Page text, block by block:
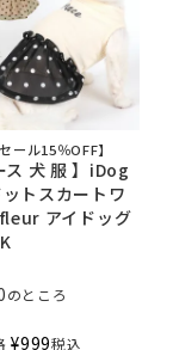
ール15％OFF】
ス 犬 服 】iDog
トスカートワ
アイドッグ
のところ
¥999税込